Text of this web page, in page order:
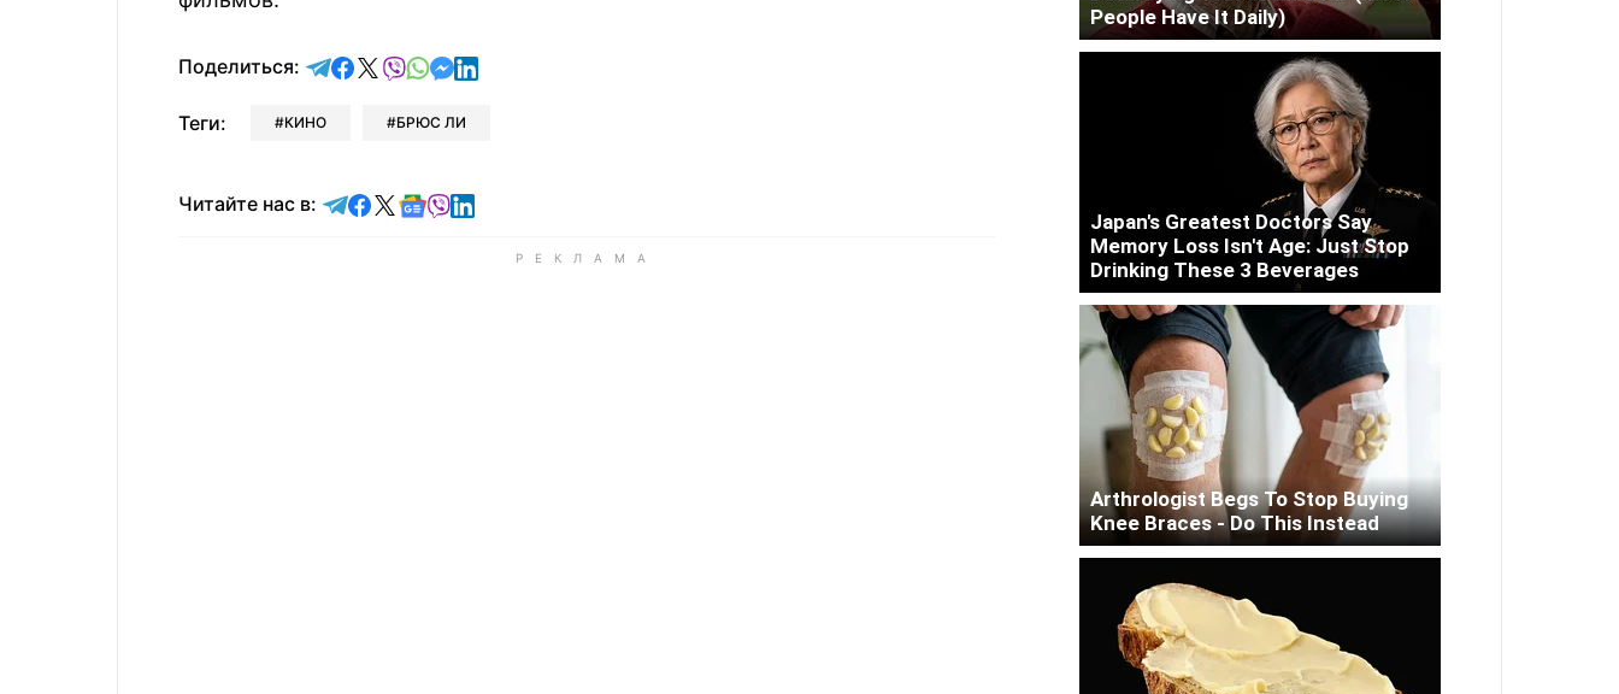
Поделиться: отправить в Telegram
поделиться в Facebook
поделиться в X
отправить в Viber
отправить в Whatsapp
отправить в Messenger
отправить в LinkedIn
Теги: КИНО БРЮС ЛИ
Читайте нас в: Читайте в Telegram
Читайте в Facebook
Читайте в X
Читайте в Google news
Читайте в Viber
Читайте в LinkedIn